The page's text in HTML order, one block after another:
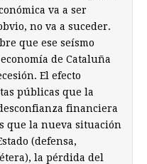
va a ser
no va a suceder.
que ese seísmo
de Cataluña
El efecto
públicas que la
financiera
que la nueva situación
(defensa,
la pérdida del